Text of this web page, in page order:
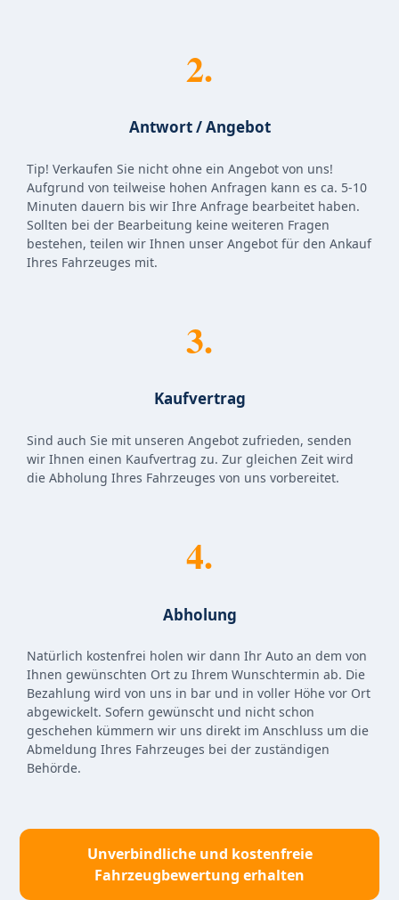
2.
Antwort / Angebot
Tip! Verkaufen Sie nicht ohne ein Angebot von uns!
Aufgrund von teilweise hohen Anfragen kann es ca. 5-10
Minuten dauern bis wir Ihre Anfrage bearbeitet haben.
Sollten bei der Bearbeitung keine weiteren Fragen
bestehen, teilen wir Ihnen unser Angebot für den Ankauf
Ihres Fahrzeuges mit.
3.
Kaufvertrag
Sind auch Sie mit unseren Angebot zufrieden, senden
wir Ihnen einen Kaufvertrag zu. Zur gleichen Zeit wird
die Abholung Ihres Fahrzeuges von uns vorbereitet.
4.
Abholung
Natürlich kostenfrei holen wir dann Ihr Auto an dem von
Ihnen gewünschten Ort zu Ihrem Wunschtermin ab. Die
Bezahlung wird von uns in bar und in voller Höhe vor Ort
abgewickelt. Sofern gewünscht und nicht schon
geschehen kümmern wir uns direkt im Anschluss um die
Abmeldung Ihres Fahrzeuges bei der zuständigen
Behörde.
Unverbindliche und kostenfreie
Fahrzeugbewertung erhalten